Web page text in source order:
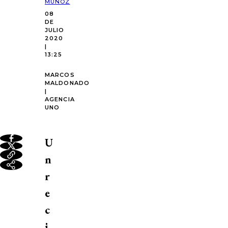
MUÑOZ
08
DE
JULIO
2020
|
13:25
MARCOS
MALDONADO
|
AGENCIA
UNO
U
n
r
e
c